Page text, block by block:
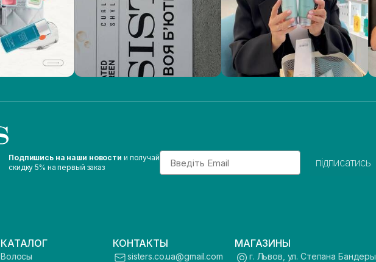
Подпишись на наши новости и получай
скидку 5% на первый заказ
Email
підписатись
КАТАЛОГ
Волосы
КОНТАКТЫ
sisters.co.ua@gmail.com
МАГАЗИНЫ
г. Львов, ул. Степана